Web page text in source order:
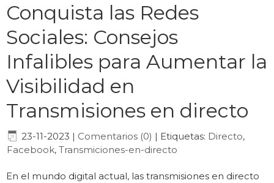
Conquista las Redes
Sociales: Consejos
Infalibles para Aumentar la
Visibilidad en
Transmisiones en directo
23-11-2023 | Comentarios (0) | Etiquetas: Directo,
Facebook, Transmiciones-en-directo
En el mundo digital actual, las transmisiones en directo